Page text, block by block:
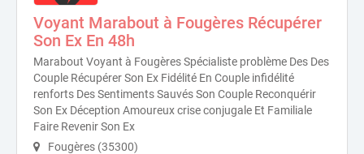
Voyant Marabout à Fougères Récupérer
Son Ex En 48h
Marabout Voyant à Fougères Spécialiste problème Des Des
Couple Récupérer Son Ex Fidélité En Couple infidélité
renforts Des Sentiments Sauvés Son Couple Reconquérir
Son Ex Déception Amoureux crise conjugale Et Familiale
Faire Revenir Son Ex
Fougères (35300)